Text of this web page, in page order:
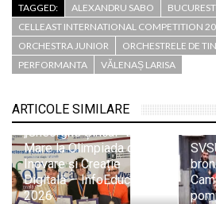
TAGGED:
ALEXANDRU SABO
CELLEAST INTERNATIONAL COMPETITION
ORCHESTRA JUNIOR
ORCHESTRELE DE
PERFORMANTA
VĂLENAȘ LARISA
ARTICOLE SIMILARE
două de bronz pentru
elevii Colegiului
„Gheorghe Șincai” Baia
Mare la Olimpiada de
Inovare și Creație
Digitală – InfoEducație
2026